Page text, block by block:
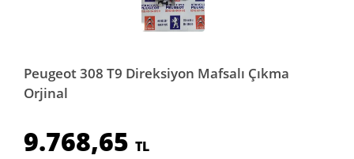
Peugeot 308 T9 Direksiyon Mafsalı Çıkma
Orjinal
9.768,65 TL